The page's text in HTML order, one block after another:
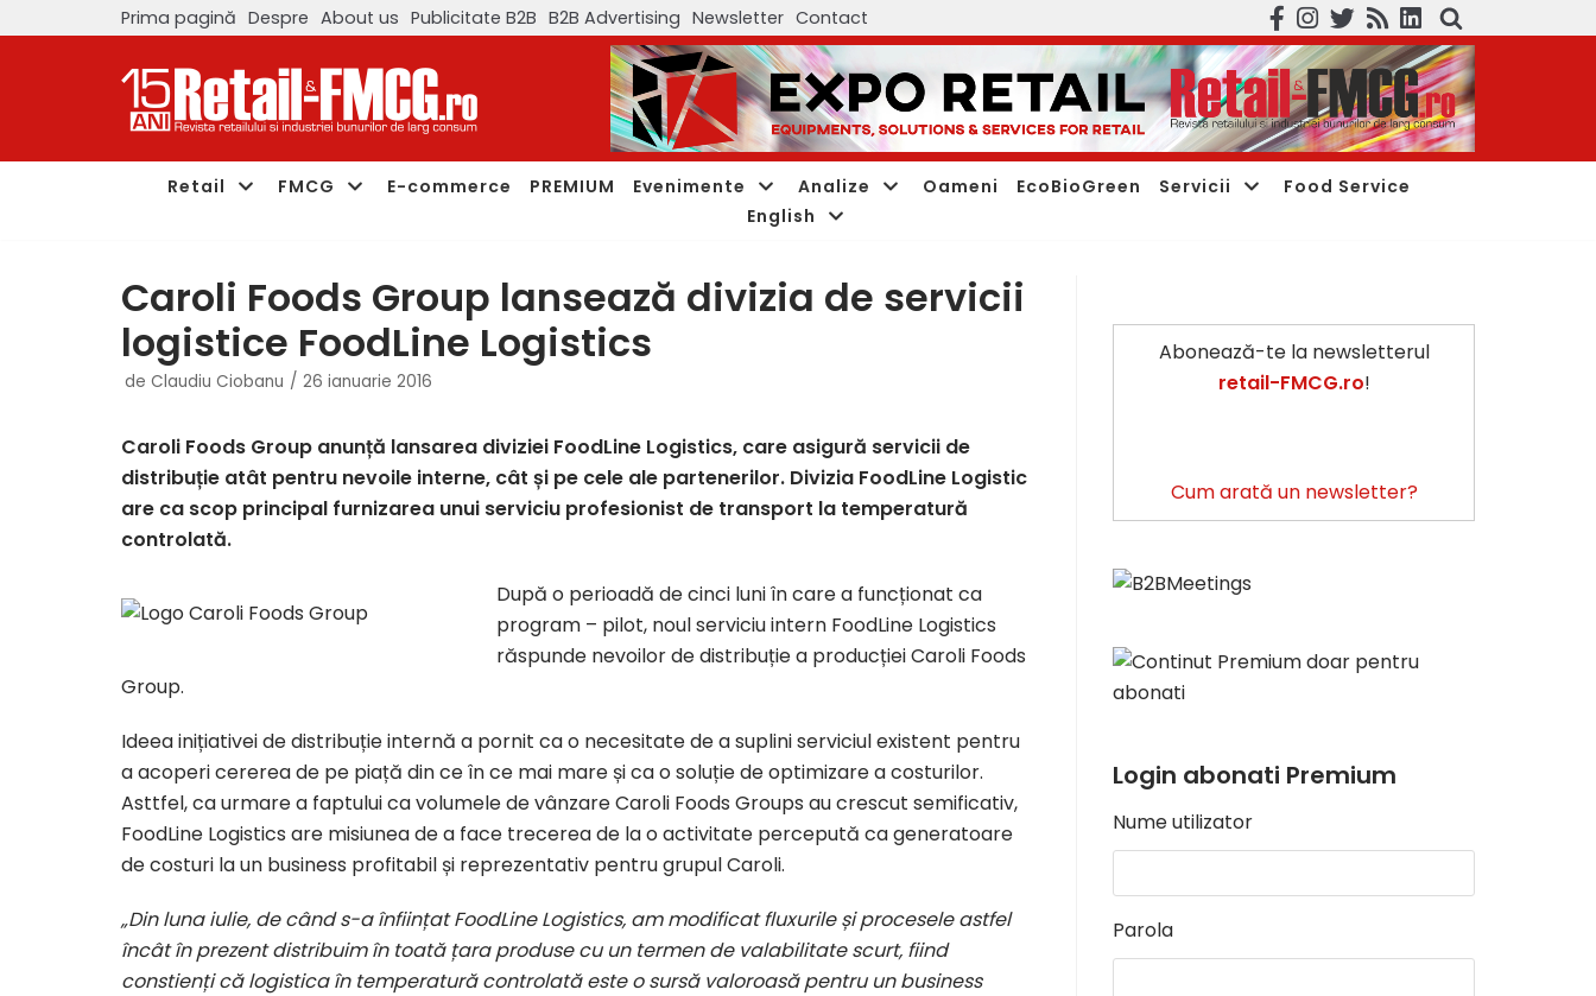
Prima pagină Despre About us Publicitate B2B B2B Advertising Newsletter Contact
Retail FMCG E-commerce PREMIUM Evenimente Analize Oameni EcoBioGreen Servicii
Food Service
English
Caroli Foods Group lansează divizia de servicii
logistice FoodLine Logistics
de Claudiu Ciobanu 26 ianuarie 2016
Caroli Foods Group anunță lansarea diviziei FoodLine Logistics, care asigură servicii de
distribuție atât pentru nevoile interne, cât și pe cele ale partenerilor. Divizia FoodLine Logistic
are ca scop principal furnizarea unui serviciu profesionist de transport la temperatură
controlată.
După o perioadă de cinci luni în care a funcționat ca
program – pilot, noul serviciu intern FoodLine Logistics
răspunde nevoilor de distribuție a producției Caroli Foods
Group.
Ideea inițiativei de distribuție internă a pornit ca o necesitate de a suplini serviciul existent pentru
a acoperi cererea de pe piață din ce în ce mai mare și ca o soluție de optimizare a costurilor.
Asttfel, ca urmare a faptului ca volumele de vânzare Caroli Foods Groups au crescut semificativ,
FoodLine Logistics are misiunea de a face trecerea de la o activitate percepută ca generatoare
de costuri la un business profitabil și reprezentativ pentru grupul Caroli.
„Din luna iulie, de când s-a înființat FoodLine Logistics, am modificat fluxurile și procesele astfel
încât în prezent distribuim în toată țara produse cu un termen de valabilitate scurt, fiind
constienți că logistica în temperatură controlată este o sursă valoroasă pentru un business
Abonează-te la newsletterul
retail-FMCG.ro!
Cum arată un newsletter?
Login abonati Premium
Nume utilizator
Parola